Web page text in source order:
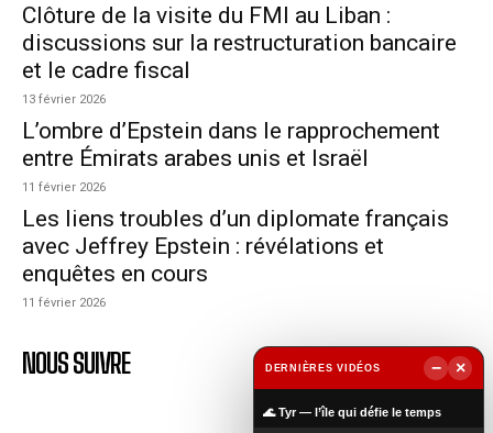
Clôture de la visite du FMI au Liban :
discussions sur la restructuration bancaire
et le cadre fiscal
13 février 2026
L’ombre d’Epstein dans le rapprochement
entre Émirats arabes unis et Israël
11 février 2026
Les liens troubles d’un diplomate français
avec Jeffrey Epstein : révélations et
enquêtes en cours
11 février 2026
NOUS SUIVRE DERNIÈRES VIDÉOS −
×
🌊 Tyr — l’île qui défie le temps